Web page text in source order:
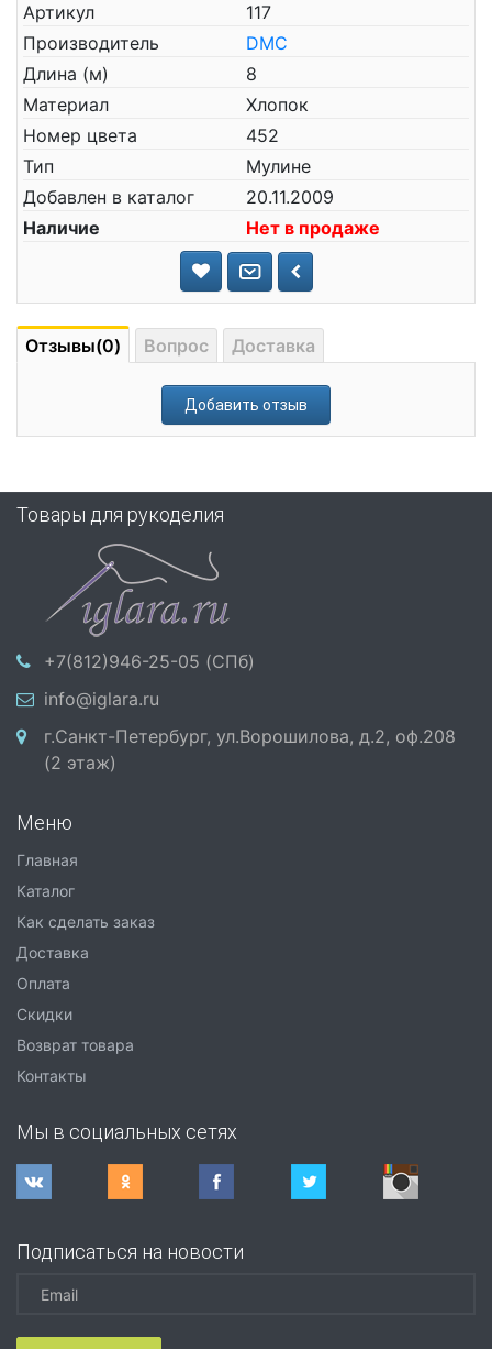
Артикул
117
Производитель
DMC
Длина (м)
8
Материал
Хлопок
Номер цвета
452
Тип
Мулине
Добавлен в каталог
20.11.2009
Наличие
Нет в продаже
Отзывы(0) Вопрос Доставка
Добавить отзыв
Товары для рукоделия
+7(812)946-25-05 (СПб)
info@iglara.ru
г.Санкт-Петербург, ул.Ворошилова, д.2, оф.208
(2 этаж)
Меню
Главная
Каталог
Как сделать заказ
Доставка
Оплата
Скидки
Возврат товара
Контакты
Мы в социальных сетях
Подписаться на новости